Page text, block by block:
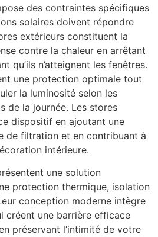
des contraintes spécifiques
solaires doivent répondre
extérieurs constituent la
contre la chaleur en arrêtant
qu’ils n’atteignent les fenêtres.
une protection optimale tout
la luminosité selon les
de la journée. Les stores
dispositif en ajoutant une
de filtration et en contribuant à
intérieure.
une solution
protection thermique, isolation
conception moderne intègre
créent une barrière efficace
préservant l’intimité de votre